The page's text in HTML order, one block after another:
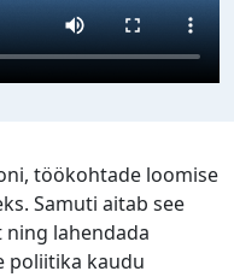
töökohtade loomise
Samuti aitab see
lahendada
poliitika kaudu